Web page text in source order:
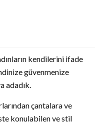
kendilerini ifade
güvenmenize
adadık.
çantalara ve
konulabilen ve stil